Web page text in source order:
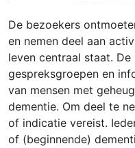
De bezoekers
en nemen deel aan
leven centraal staat.
gespreksgroepen en
van mensen met
dementie. Om deel te
of indicatie vereist.
of (beginnende)